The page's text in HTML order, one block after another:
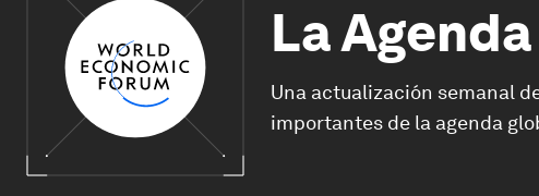
La Agenda
Una actualización semanal
importantes de la agenda